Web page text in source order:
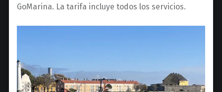
GoMarina. La tarifa incluye todos los servicios.